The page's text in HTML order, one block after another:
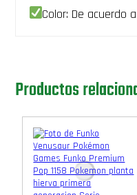
Color: De acuerdo
Productos